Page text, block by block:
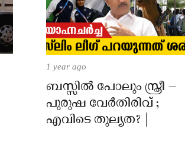
1 year ago
ബസ്സിൽ പോലും സ്ത്രീ –
പുരുഷ വേർതിരിവ് ;
എവിടെ തുല്യത? |